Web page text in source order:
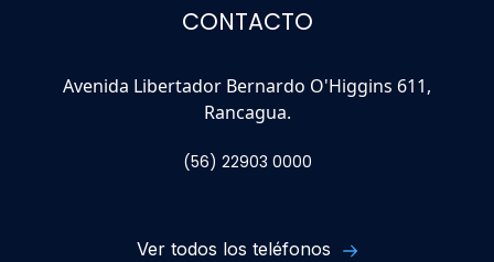
CONTACTO
Avenida Libertador Bernardo O'Higgins 611,
Rancagua.
(56) 22903 0000
Ver todos los teléfonos